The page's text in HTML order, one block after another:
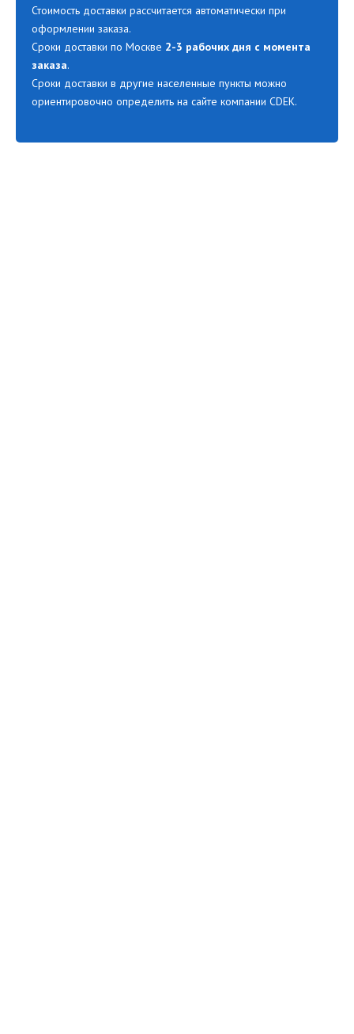
Стоимость доставки рассчитается автоматически при
оформлении заказа.
Сроки доставки по Москве 2-3 рабочих дня с момента
заказа.
Сроки доставки в другие населенные пункты можно
ориентировочно определить на сайте компании CDEK.